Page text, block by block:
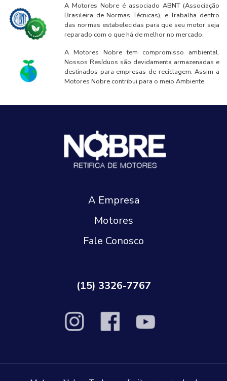
A Motores Nobre é associado ABNT (Associação
Brasileira de Normas Técnicas), e Trabalha dentro
das normas estabelecidas para que seu motor seja
reparado com o que há de melhor no mercado.
A Motores Nobre tem compromisso ambiental.
Nossos Resíduos são devidamenta armazenadas e
destinados para empresas de reciclagem. Assim a
Motores Nobre contribui para o meio Ambiente.
A Empresa
Motores
Fale Conosco
(15) 3326-7767